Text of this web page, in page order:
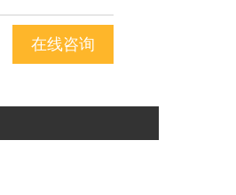
在线咨询